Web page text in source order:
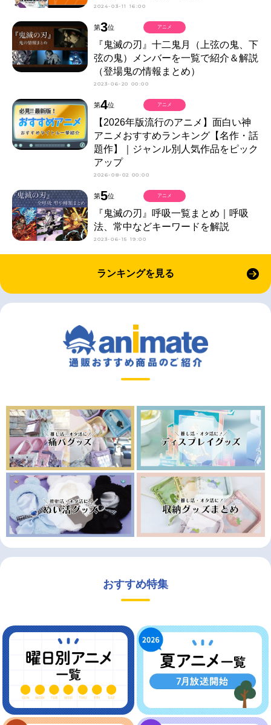
2024-03-11 16:00
第3位
『鬼滅の刃』十二鬼月（上弦の鬼、下
弦の鬼）メンバーを一覧で紹介＆解説
（登場鬼の情報まとめ）
2023-06-20 00:00
アニメ
第4位
【2026年版流行のアニメ】面白い神
アニメおすすめランキング【名作・話
題作】｜ジャンル別人気作品をピック
アップ
2026-08-02 00:00
アニメ
第5位
『鬼滅の刃』呼吸一覧まとめ｜呼吸
法、常中などキーワードを解説
2023-06-15 19:00
アニメ
ランキングを見る
おすすめ特集